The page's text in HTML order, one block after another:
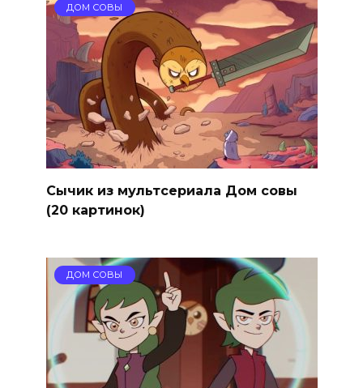
ДОМ СОВЫ
Сычик из мультсериала Дом совы
(20 картинок)
ДОМ СОВЫ